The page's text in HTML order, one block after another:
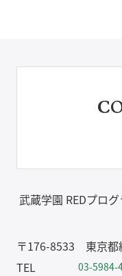
武蔵学園 REDプロ
〒176-8533 東京都
TEL
03-5984-